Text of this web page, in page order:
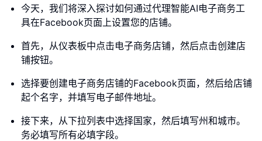
今天，我们将深入探讨如何通过代理智能AI电子商务工
具在Facebook页面上设置您的店铺。
首先，从仪表板中点击电子商务店铺，然后点击创建店
铺按钮。
选择要创建电子商务店铺的Facebook页面，然后给店铺
起个名字，并填写电子邮件地址。
接下来，从下拉列表中选择国家，然后填写州和城市。
务必填写所有必填字段。